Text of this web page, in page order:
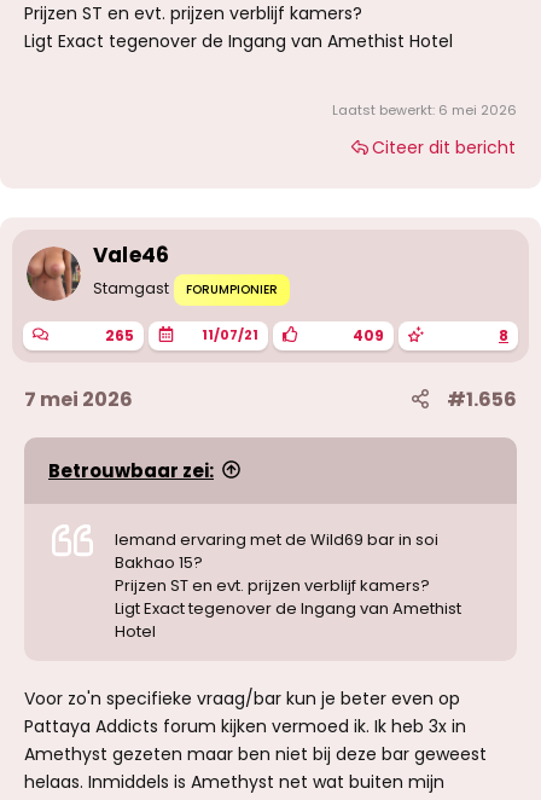
Prijzen ST en evt. prijzen verblijf kamers?
Ligt Exact tegenover de Ingang van Amethist Hotel
Laatst bewerkt: 6 mei 2026
Citeer dit bericht
Vale46
Stamgast FORUMPIONIER
265 11/07/21 409 8
7 mei 2026 #1.656
Betrouwbaar zei:
Iemand ervaring met de Wild69 bar in soi
Bakhao 15?
Prijzen ST en evt. prijzen verblijf kamers?
Ligt Exact tegenover de Ingang van Amethist
Hotel
Voor zo'n specifieke vraag/bar kun je beter even op
Pattaya Addicts forum kijken vermoed ik. Ik heb 3x in
Amethyst gezeten maar ben niet bij deze bar geweest
helaas. Inmiddels is Amethyst net wat buiten mijn